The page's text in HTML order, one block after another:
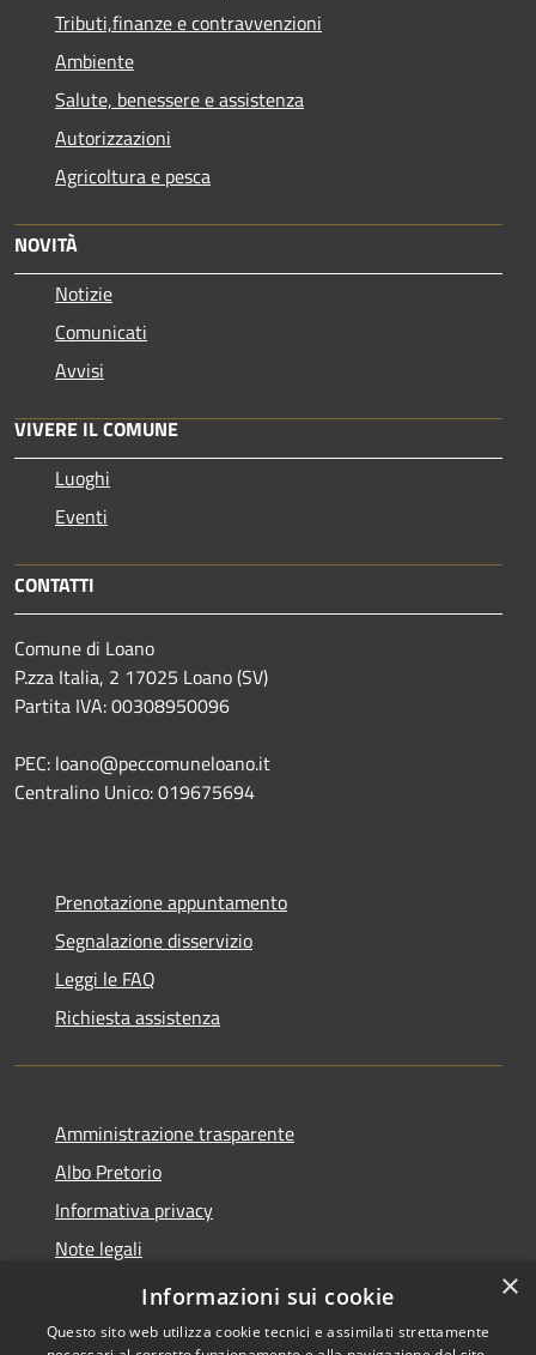
Tributi,finanze e contravvenzioni
Ambiente
Salute, benessere e assistenza
Autorizzazioni
Agricoltura e pesca
NOVITÀ
Notizie
Comunicati
Avvisi
VIVERE IL COMUNE
Luoghi
Eventi
CONTATTI
Comune di Loano
P.zza Italia, 2 17025 Loano (SV)
Partita IVA: 00308950096
PEC: loano@peccomuneloano.it
Centralino Unico: 019675694
Prenotazione appuntamento
Segnalazione disservizio
Leggi le FAQ
Richiesta assistenza
Amministrazione trasparente
Albo Pretorio
Informativa privacy
Note legali
Dichiarazione di accessibilità
×
Informazioni sui cookie
Questo sito web utilizza cookie tecnici e assimilati strettamente